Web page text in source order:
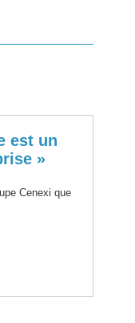
est un
»
Cenexi que